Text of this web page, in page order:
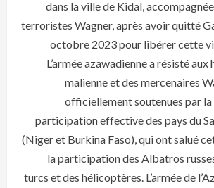
dans la ville de Kidal,
terroristes Wagner, après avoir quitté
octobre 2023 pour libérer cette
L’armée azawadienne a résisté aux
malienne et des mercenaires
officiellement soutenues par la
participation effective des pays du
(Niger et Burkina Faso), qui ont salué
la participation des Albatros
turcs et des hélicoptères. L’armée de